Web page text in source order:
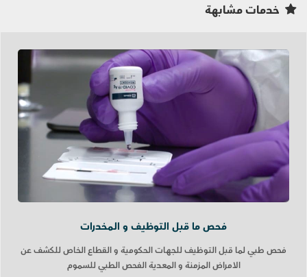
خدمات مشابهة
فحص ما قبل التوظيف و المخدرات
فحص طبي لما قبل التوظيف للجهات الحكومية و القطاع الخاص للكشف عن
الامراض المزمنة و المعدية الفحص الطبي للسموم